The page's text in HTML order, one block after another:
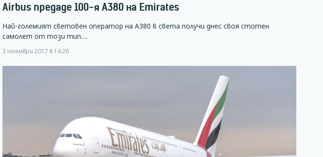
Airbus предаде 100-я А380 на Emirates
Най-големият световен оператор на А380 в света получи днес своя стотен
самолет от този тип.…
3 ноември 2017 в 14:26